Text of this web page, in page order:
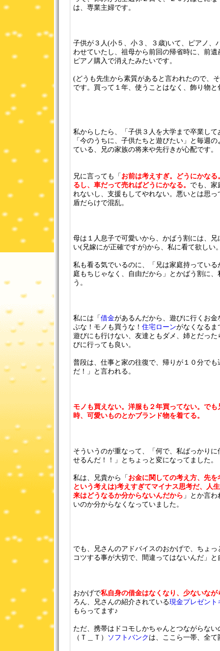
は、専業主婦です。
子供が３人(小５、小３、３歳)いて、ピアノ、
わせていたし、祖母から前回の帰省時に、前
ピアノ購入で消えたみたいです。
(どうも先生から素質があると言われたので、
です。買って１年、使うことはなく、飾り物
私からしたら、「子供３人を大学まで卒業し
「今のうちに、子供たちと遊びたい」と毎週
ている、兄の家族の将来や先行きが心配です。
兄に言っても「 お前は考えすぎ。どうにかな
るし、車だって売ればどうにかなる。 でも、家
れないし、支援もしてやれない。悪いとは思
盾だらけで混乱。
母は１人息子で可愛いから、かばう割には、
い(兄嫁にが正確ですが)から、私に看て欲しい
私も看る気でいるのに、「兄は家庭持ってい
庭もちじゃなく、自由だから」とかばう割に、
う。
私には「 借金があるんだから、遊びに行くお
ぶな！モノも買うな！ 住宅ローンがなくなるま
遊びにも行けない、友達ともダメ、姉とだっ
びに行っても良い。
普段は、仕事と家の往復で、帰りが１０分で
だ！」と言われる。
モノも買えない。洋服も２年買ってない。で
時、可愛いものとかブランド物を着てる。
そういうのが重なって、「何で、私ばっかり
せるんだ！！」とちょっと変になってました。
私は、兄貴から「 お金に関しての考え方、先
という考えは)考えすぎてマイナス思考だ、人
来はどうなるか分からないんだから 」とか言
いのか分からなくなっていました。
でも、兄さんのアドバイスのおかげで、ちょ
コツする事が大切で、間違ってはないんだ」
おかげで私自身の借金はなくなり、少ないなが
ろん、兄さんの紹介されている現金プレゼント
もらってます♪
ただ、携帯はドコモしかちゃんとつながらな
（Ｔ＿Ｔ）
ソフトバンク は、ここら一帯、全